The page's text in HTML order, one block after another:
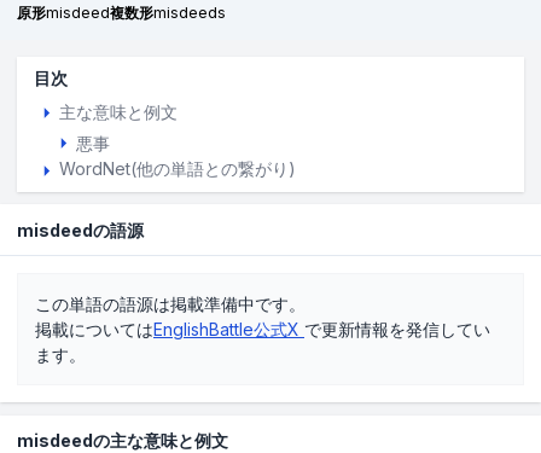
原形misdeed複数形misdeeds
目次
主な意味と例文
悪事
WordNet(他の単語との繋がり)
misdeedの語源
この単語の語源は掲載準備中です。
掲載についてはEnglishBattle公式X で更新情報を発信してい
ます。
misdeedの主な意味と例文